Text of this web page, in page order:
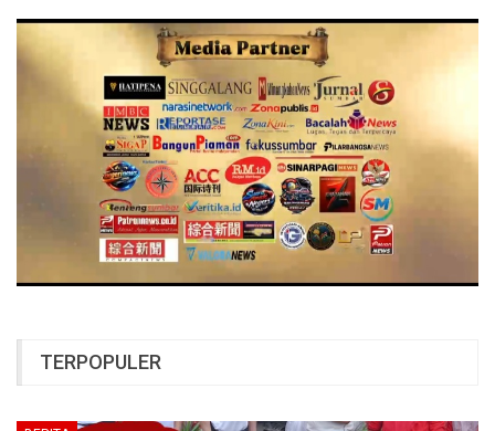
TERPOPULER